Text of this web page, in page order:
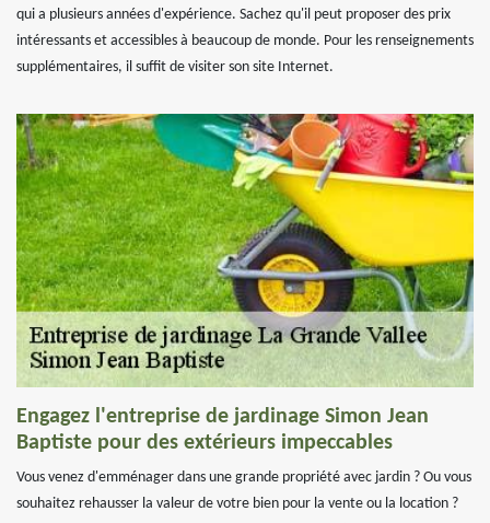
qui a plusieurs années d'expérience. Sachez qu'il peut proposer des prix
intéressants et accessibles à beaucoup de monde. Pour les renseignements
supplémentaires, il suffit de visiter son site Internet.
Engagez l'entreprise de jardinage Simon Jean
Baptiste pour des extérieurs impeccables
Vous venez d'emménager dans une grande propriété avec jardin ? Ou vous
souhaitez rehausser la valeur de votre bien pour la vente ou la location ?